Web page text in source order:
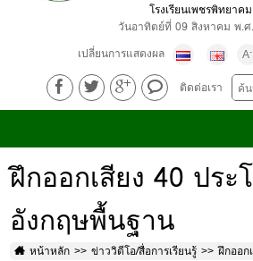
โรงเรียนเพชรพิทยาคม
วันอาทิตย์ที่ 09 สิงหาคม พ.ศ
เปลี่ยนการแสดงผล
A-
ติดต่อเรา
ฝึกออกเสียง 40 ประ
อังกฤษพื้นฐาน
หน้าหลัก ข่าววิดีโอ/สื่อการเรียนรู้ ฝึกออกเ